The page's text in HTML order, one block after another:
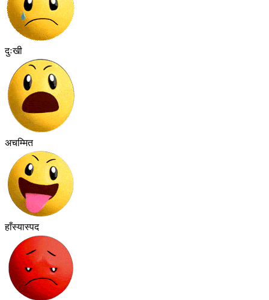
दुःखी
अचम्मित
हाँस्यास्पद